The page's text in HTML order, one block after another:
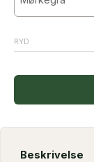
RYD
Beskrivelse